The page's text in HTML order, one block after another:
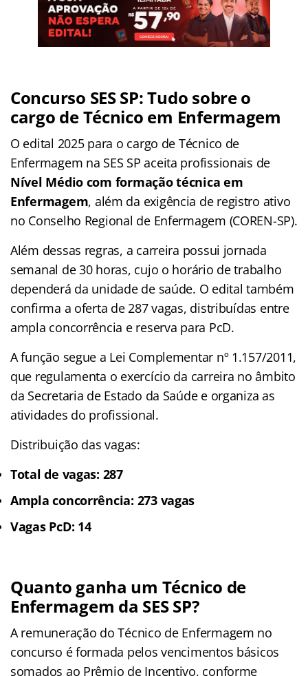
Concurso SES SP: Tudo sobre o
cargo de Técnico em Enfermagem
O edital 2025 para o cargo de Técnico de
Enfermagem na SES SP aceita profissionais de
Nível Médio com formação técnica em
Enfermagem, além da exigência de registro ativo
no Conselho Regional de Enfermagem (COREN-SP).
Além dessas regras, a carreira possui jornada
semanal de 30 horas, cujo o horário de trabalho
dependerá da unidade de saúde. O edital também
confirma a oferta de 287 vagas, distribuídas entre
ampla concorrência e reserva para PcD.
A função segue a Lei Complementar nº 1.157/2011,
que regulamenta o exercício da carreira no âmbito
da Secretaria de Estado da Saúde e organiza as
atividades do profissional.
Distribuição das vagas:
Total de vagas: 287
Ampla concorrência: 273 vagas
Vagas PcD: 14
Quanto ganha um Técnico de
Enfermagem da SES SP?
A remuneração do Técnico de Enfermagem no
concurso é formada pelos vencimentos básicos
somados ao Prêmio de Incentivo, conforme